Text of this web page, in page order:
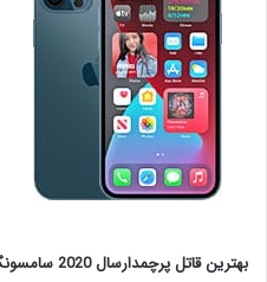
بهترین قاتل پرچمدارسال 2020 سامسونگ Galaxy S20 FE 5G